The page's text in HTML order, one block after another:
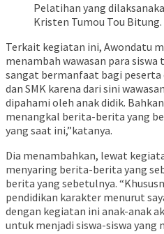
Pelatihan yang
Kristen Tumou Tou Bitung.
Terkait kegiatan ini, Awondatu
menambah wawasan para
sangat bermanfaat bagi peserta
dan SMK karena dari sini
dipahami oleh anak didik.
menangkal berita-berita yang
yang saat ini,”katanya.
Dia menambahkan, lewat
menyaring berita-berita yang
berita yang sebetulnya.
pendidikan karakter menurut
dengan kegiatan ini anak-anak
untuk menjadi siswa-siswa yang